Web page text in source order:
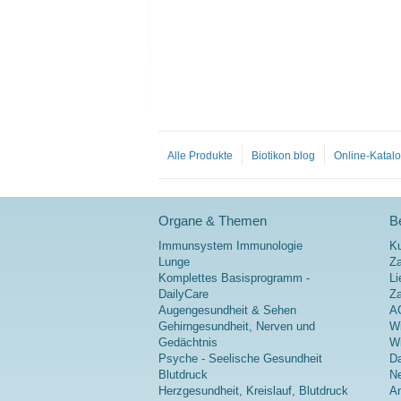
Alle Produkte Biotikon blog Online-
Organe & Themen
Immunsystem Immunologie
Lunge
Komplettes Basisprogramm -
DailyCare
Augengesundheit & Sehen
Gehirngesundheit, Nerven und
Gedächtnis
Psyche - Seelische Gesundheit
Blutdruck
Herzgesundheit, Kreislauf, Blutdruck